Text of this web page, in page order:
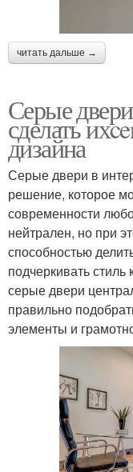
читать дальше →
Серые
сделать
дизайна
Серые двери в
решение, которое
современности
нейтрален, но при
способностью
подчеркивать
серые двери
правильно
элементы и